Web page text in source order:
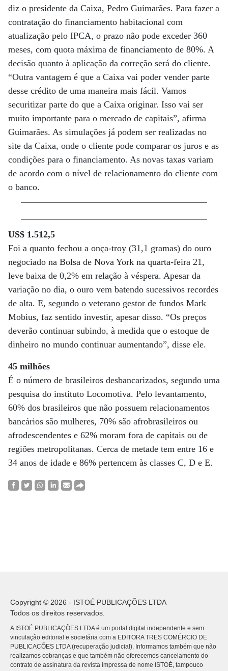
diz o presidente da Caixa, Pedro Guimarães. Para fazer a
contratação do financiamento habitacional com
atualização pelo IPCA, o prazo não pode exceder 360
meses, com quota máxima de financiamento de 80%. A
decisão quanto à aplicação da correção será do cliente.
“Outra vantagem é que a Caixa vai poder vender parte
desse crédito de uma maneira mais fácil. Vamos
securitizar parte do que a Caixa originar. Isso vai ser
muito importante para o mercado de capitais”, afirma
Guimarães. As simulações já podem ser realizadas no
site da Caixa, onde o cliente pode comparar os juros e as
condições para o financiamento. As novas taxas variam
de acordo com o nível de relacionamento do cliente com
o banco.
US$ 1.512,5
Foi a quanto fechou a onça-troy (31,1 gramas) do ouro
negociado na Bolsa de Nova York na quarta-feira 21,
leve baixa de 0,2% em relação à véspera. Apesar da
variação no dia, o ouro vem batendo sucessivos recordes
de alta. E, segundo o veterano gestor de fundos Mark
Mobius, faz sentido investir, apesar disso. “Os preços
deverão continuar subindo, à medida que o estoque de
dinheiro no mundo continuar aumentando”, disse ele.
45 milhões
É o número de brasileiros desbancarizados, segundo uma
pesquisa do instituto Locomotiva. Pelo levantamento,
60% dos brasileiros que não possuem relacionamentos
bancários são mulheres, 70% são afrobrasileiros ou
afrodescendentes e 62% moram fora de capitais ou de
regiões metropolitanas. Cerca de metade tem entre 16 e
34 anos de idade e 86% pertencem às classes C, D e E.
Copyright © 2026 - ISTOÉ PUBLICAÇÕES LTDA
Todos os direitos reservados.
A ISTOÉ PUBLICAÇÕES LTDA é um portal digital independente e sem
vinculação editorial e societária com a EDITORA TRES COMÉRCIO DE
PUBLICACÕES LTDA (recuperação judicial). Informamos também que não
realizamos cobranças e que também não oferecemos cancelamento do
contrato de assinatura da revista impressa de nome ISTOÉ, tampouco